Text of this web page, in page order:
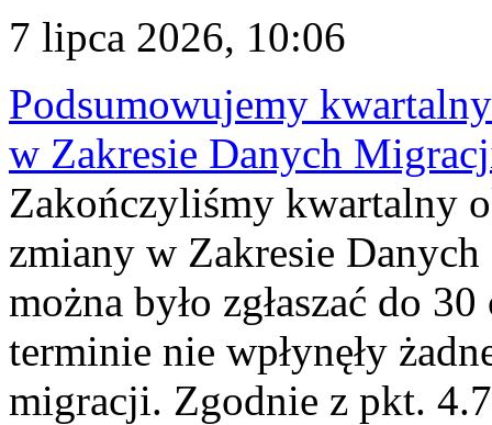
7 lipca 2026, 10:06
Podsumowujemy
w Zakresie Danych
Zakończyliśmy kwartalny
zmiany w Zakresie
można było zgłaszać do
terminie nie wpłynęły
migracji. Zgodnie z pkt.